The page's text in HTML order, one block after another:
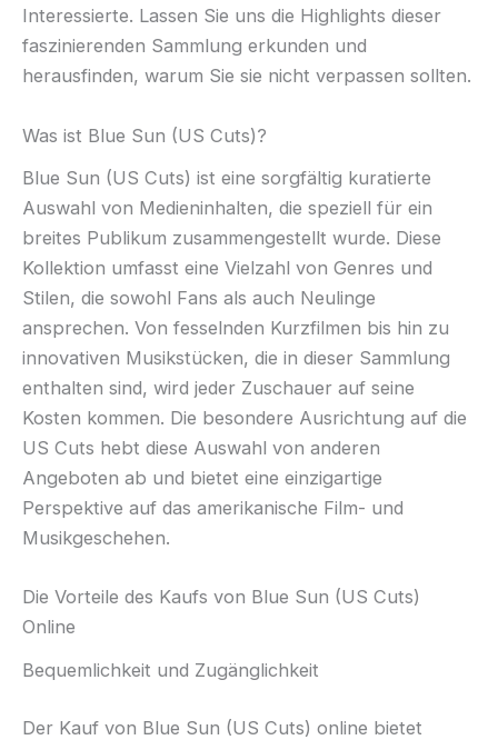
Interessierte. Lassen Sie uns die Highlights dieser
faszinierenden Sammlung erkunden und
herausfinden, warum Sie sie nicht verpassen sollten.
Was ist Blue Sun (US Cuts)?
Blue Sun (US Cuts) ist eine sorgfältig kuratierte
Auswahl von Medieninhalten, die speziell für ein
breites Publikum zusammengestellt wurde. Diese
Kollektion umfasst eine Vielzahl von Genres und
Stilen, die sowohl Fans als auch Neulinge
ansprechen. Von fesselnden Kurzfilmen bis hin zu
innovativen Musikstücken, die in dieser Sammlung
enthalten sind, wird jeder Zuschauer auf seine
Kosten kommen. Die besondere Ausrichtung auf die
US Cuts hebt diese Auswahl von anderen
Angeboten ab und bietet eine einzigartige
Perspektive auf das amerikanische Film- und
Musikgeschehen.
Die Vorteile des Kaufs von Blue Sun (US Cuts)
Online
Bequemlichkeit und Zugänglichkeit
Der Kauf von Blue Sun (US Cuts) online bietet